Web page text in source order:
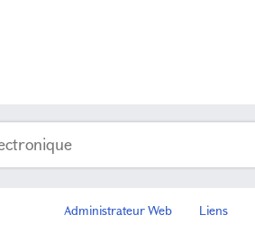
Administrateur Web Liens